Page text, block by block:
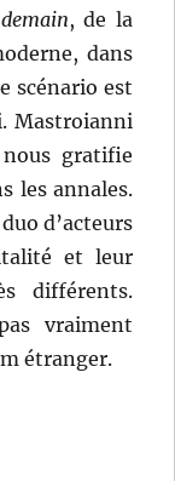
demain, de la
dans
scénario est
Mastroianni
gratifie
les annales.
d’acteurs
et leur
différents.
vraiment
étranger.